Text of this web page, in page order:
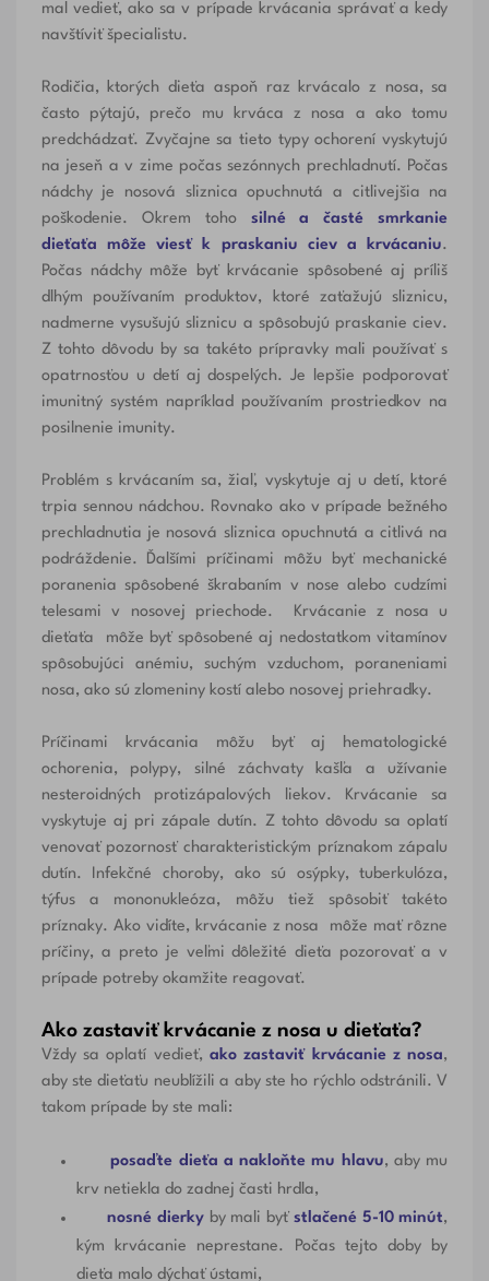
mal vedieť, ako sa v prípade krvácania správať a kedy
navštíviť špecialistu.
Rodičia, ktorých dieťa aspoň raz krvácalo z nosa, sa
často pýtajú, prečo mu krváca z nosa a ako tomu
predchádzať. Zvyčajne sa tieto typy ochorení vyskytujú
na jeseň a v zime počas sezónnych prechladnutí. Počas
nádchy je nosová sliznica opuchnutá a citlivejšia na
poškodenie. Okrem tohosilné a časté smrkanie
dieťaťa môže viesť k praskaniu ciev a krvácaniu.
Počas nádchymôže byť krvácanie spôsobené aj príliš
dlhým používaním produktov, ktoré zaťažujú sliznicu,
nadmerne vysušujú sliznicu a spôsobujú praskanie ciev.
Z tohto dôvodu by sa takéto prípravky mali používať s
opatrnosťou u detí aj dospelých. Je lepšie podporovať
imunitný systém napríklad používaním prostriedkov na
posilnenie imunity.
Problém s krvácaním sa, žiaľ, vyskytuje aj u detí, ktoré
trpia sennou nádchou. Rovnako ako v prípade bežného
prechladnutia je nosová sliznica opuchnutá a citlivá na
podráždenie. Ďalšími príčinami môžu byť mechanické
poranenia spôsobené škrabaním v nose alebo cudzími
telesami v nosovej priechode. Krvácanie z nosa u
dieťaťa môže byť spôsobené aj nedostatkom vitamínov
spôsobujúci anémiu, suchým vzduchom, poraneniami
nosa, ako sú zlomeniny kostí alebo nosovej priehradky.
Príčinami krvácania môžu byť aj hematologické
ochorenia, polypy, silné záchvaty kašľa a užívanie
nesteroidných protizápalových liekov. Krvácanie sa
vyskytuje aj pri zápale dutín. Z tohto dôvodu sa oplatí
venovať pozornosť charakteristickým príznakom zápalu
dutín. Infekčné choroby, ako sú osýpky, tuberkulóza,
týfus a mononukleóza, môžu tiež spôsobiť takéto
príznaky. Ako vidíte, krvácanie z nosa môže mať rôzne
príčiny, a preto je veľmi dôležité dieťa pozorovať a v
prípade potreby okamžite reagovať.
Ako zastaviť krvácanie z nosa u dieťaťa?
Vždy sa oplatí vedieť, ako zastaviť krvácanie z nosa,
aby ste dieťaťu neublížili a aby ste ho rýchlo odstránili. V
takom prípade by ste mali:
posaďte dieťa a nakloňte mu hlavu, aby mu
krv netiekla do zadnej časti hrdla,
nosné dierkyby mali byť stlačené 5-10 minút,
kým krvácanie neprestane. Počas tejto doby by
dieťa malo dýchať ústami,